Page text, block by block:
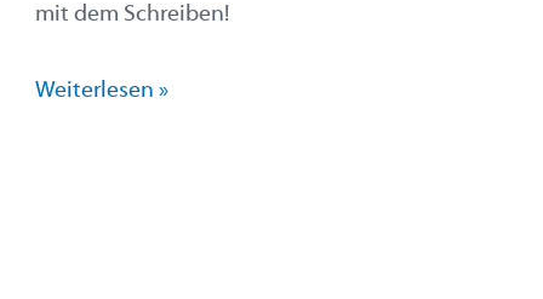
mit dem Schreiben!
Weiterlesen »